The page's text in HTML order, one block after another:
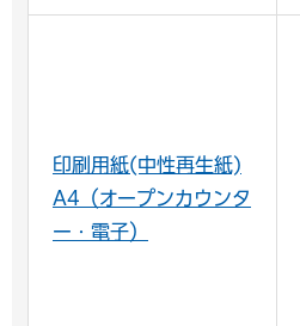
印刷用紙(中性再生紙)
A4（オープンカウンタ
ー・電子）